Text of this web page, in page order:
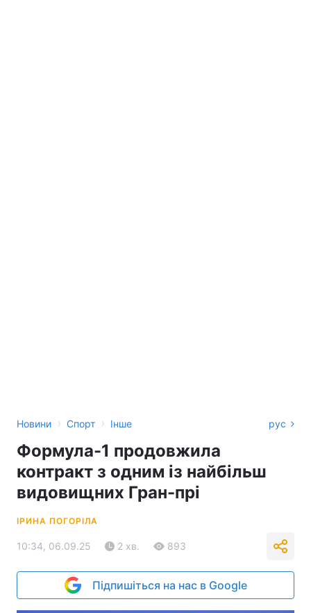
Новини › Спорт › Інше рус
Формула-1 продовжила
контракт з одним із найбільш
видовищних Гран-прі
ІРИНА ПОГОРІЛА
10:34, 06.09.25 2 хв. 893
Підпишіться на нас в Google